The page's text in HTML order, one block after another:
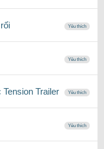
Yêu thích
Yêu thích
Trailer Yêu thích
Yêu thích